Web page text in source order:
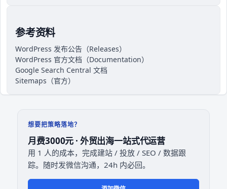
参考资料
WordPress 发布公告（Releases）
WordPress 官方文档（Documentation）
Google Search Central 文档
Sitemaps（官方）
想要把策略落地？
月费3000元 · 外贸出海一站式代运营
用 1 人的成本，完成建站 / 投放 / SEO / 数据跟
踪。随时发微信沟通，24h 内必回。